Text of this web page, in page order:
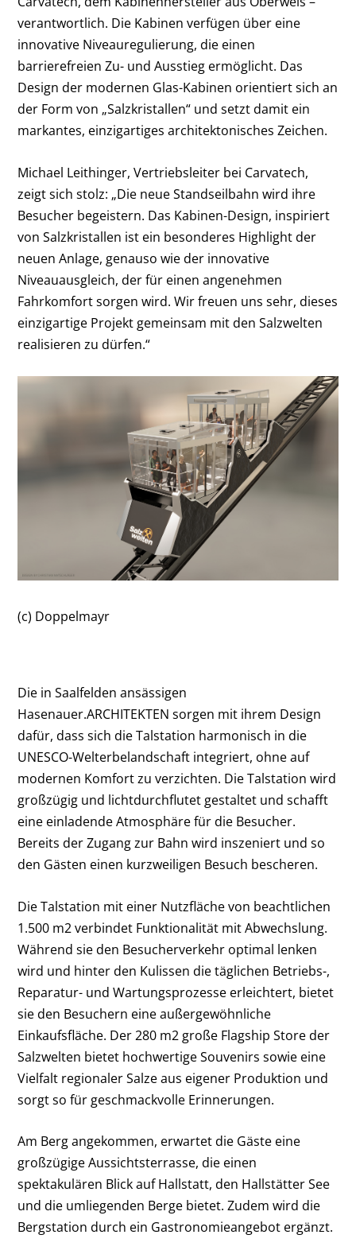
verantwortlich. Die Kabinen verfügen über eine
innovative Niveauregulierung, die einen
barrierefreien Zu- und Ausstieg ermöglicht. Das
Design der modernen Glas-Kabinen orientiert sich an
der Form von „Salzkristallen“ und setzt damit ein
markantes, einzigartiges architektonisches Zeichen.
Michael Leithinger, Vertriebsleiter bei Carvatech,
zeigt sich stolz: „Die neue Standseilbahn wird ihre
Besucher begeistern. Das Kabinen-Design, inspiriert
von Salzkristallen ist ein besonderes Highlight der
neuen Anlage, genauso wie der innovative
Niveauausgleich, der für einen angenehmen
Fahrkomfort sorgen wird. Wir freuen uns sehr, dieses
einzigartige Projekt gemeinsam mit den Salzwelten
realisieren zu dürfen.“
(c) Doppelmayr
Die in Saalfelden ansässigen
Hasenauer.ARCHITEKTEN sorgen mit ihrem Design
dafür, dass sich die Talstation harmonisch in die
UNESCO-Welterbelandschaft integriert, ohne auf
modernen Komfort zu verzichten. Die Talstation wird
großzügig und lichtdurchflutet gestaltet und schafft
eine einladende Atmosphäre für die Besucher.
Bereits der Zugang zur Bahn wird inszeniert und so
den Gästen einen kurzweiligen Besuch bescheren.
Die Talstation mit einer Nutzfläche von beachtlichen
1.500 m2 verbindet Funktionalität mit Abwechslung.
Während sie den Besucherverkehr optimal lenken
wird und hinter den Kulissen die täglichen Betriebs-,
Reparatur- und Wartungsprozesse erleichtert, bietet
sie den Besuchern eine außergewöhnliche
Einkaufsfläche. Der 280 m2 große Flagship Store der
Salzwelten bietet hochwertige Souvenirs sowie eine
Vielfalt regionaler Salze aus eigener Produktion und
sorgt so für geschmackvolle Erinnerungen.
Am Berg angekommen, erwartet die Gäste eine
großzügige Aussichtsterrasse, die einen
spektakulären Blick auf Hallstatt, den Hallstätter See
und die umliegenden Berge bietet. Zudem wird die
Bergstation durch ein Gastronomieangebot ergänzt.